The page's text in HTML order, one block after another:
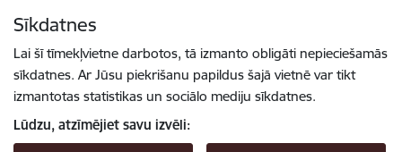
Sīkdatnes
Lai šī tīmekļvietne darbotos, tā izmanto obligāti nepieciešamās
sīkdatnes. Ar Jūsu piekrišanu papildus šajā vietnē var tikt
izmantotas statistikas un sociālo mediju sīkdatnes.
Lūdzu, atzīmējiet savu izvēli: